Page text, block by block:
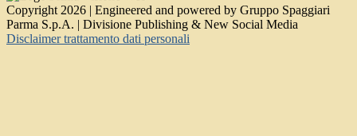
Copyright 2026 | Engineered and powered by Gruppo Spaggiari
Parma S.p.A. | Divisione Publishing & New Social Media
Disclaimer trattamento dati personali